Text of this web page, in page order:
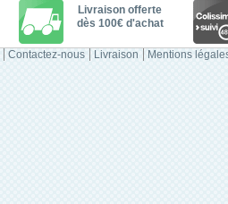
Livraison offerte
dès 100€ d'achat
Contactez-nous Livraison Mentions